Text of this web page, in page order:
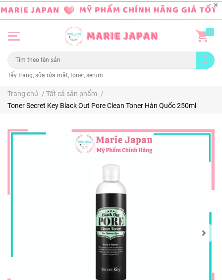
Tẩy trang, sữa rửa mặt, toner, serum
0
Trang chủ / Tất cả sản phẩm /
Toner Secret Key Black Out Pore Clean Toner Hàn Quốc 250ml